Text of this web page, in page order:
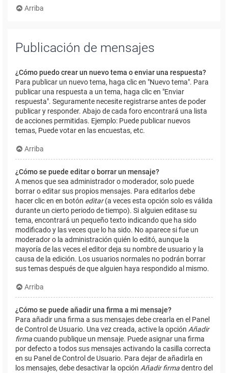
Arriba
Publicación de mensajes
¿Cómo puedo crear un nuevo tema o enviar una respuesta?
Para publicar un nuevo tema, haga clic en "Nuevo tema". Para
publicar una respuesta a un tema, haga clic en "Enviar
respuesta". Seguramente necesite registrarse antes de poder
publicar y responder. Abajo de cada foro encontrará una lista
de acciones permitidas. Ejemplo: Puede publicar nuevos
temas, Puede votar en las encuestas, etc.
Arriba
¿Cómo se puede editar o borrar un mensaje?
A menos que sea administrador o moderador, solo puede
borrar o editar sus propios mensajes. Para editarlos debe
hacer clic en en botón editar(a veces esta opción solo es válida
durante un cierto periodo de tiempo). Si alguien editase su
tema, encontrará un pequeño texto indicando que ha sido
modificado y las veces que lo ha sido. No aparece si fue un
moderador o la administración quién lo editó, aunque la
mayoría de las veces el editor deja su nombre de usuario y la
causa de la edición. Los usuarios normales no podrán borrar
sus temas después de que alguien haya respondido al mismo.
Arriba
¿Cómo se puede añadir una firma a mi mensaje?
Para añadir una firma a sus mensajes debe crearla en el Panel
de Control de Usuario. Una vez creada, active la opción Añadir
firmacuando publique un mensaje. Puede asignar una firma
por defecto a todos sus mensajes activando la casilla correcta
en su Panel de Control de Usuario. Para dejar de añadirla en
los mensajes, debe desactivar la opción Añadir firmadentro del